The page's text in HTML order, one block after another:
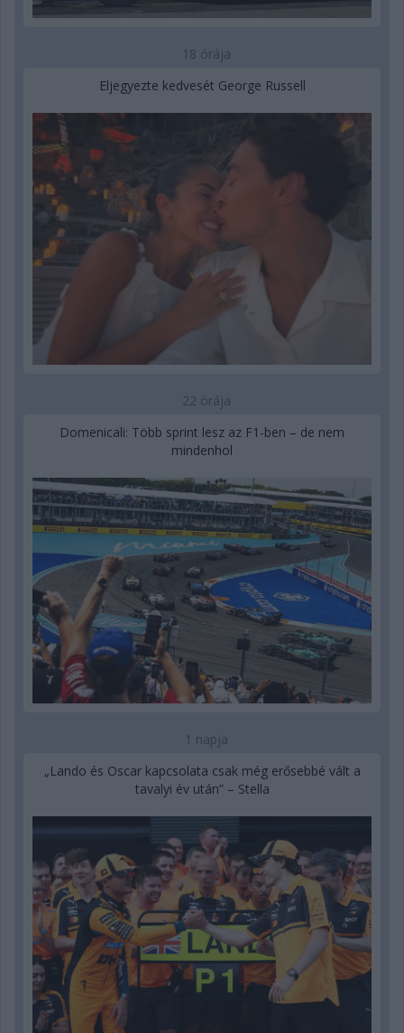
18 órája
Eljegyezte kedvesét George Russell
22 órája
Domenicali: Több sprint lesz az F1-ben – de nem
mindenhol
1 napja
„Lando és Oscar kapcsolata csak még erősebbé vált a
tavalyi év után” – Stella